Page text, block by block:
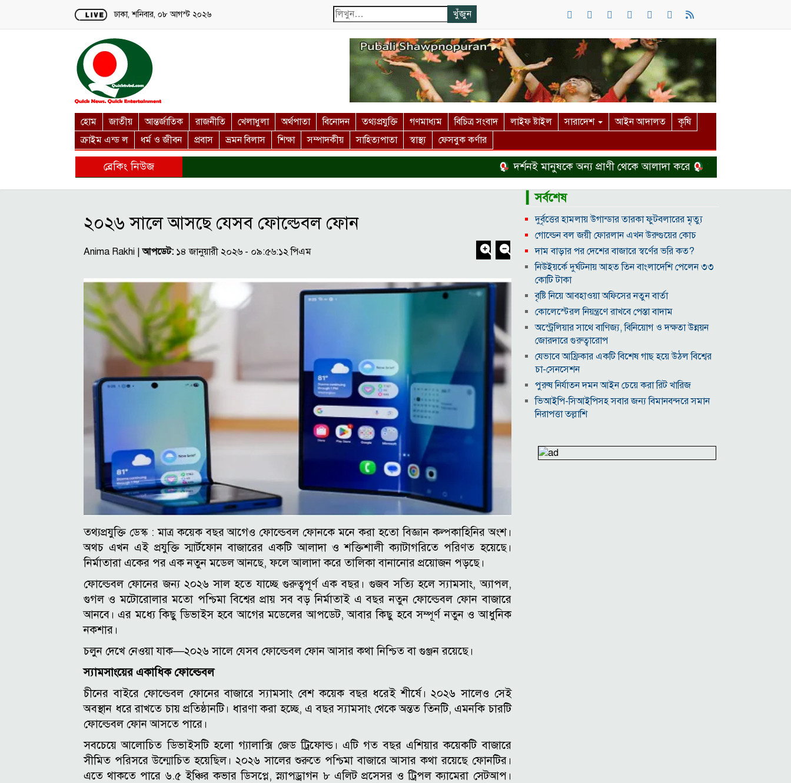
Loading...
ঢাকা, শনিবার, ০৮ আগস্ট ২০২৬
হোম জাতীয় আন্তর্জাতিক রাজনীতি খেলাধুলা অর্থপাতা বিনোদন তথ্যপ্রযুক্তি গণমাধ্যম বিচিত্র সংবাদ লাইফ ষ্টাইল সারাদেশ আইন আদালত
কৃষি
ক্রাইম এন্ড ল
ধর্ম ও জীবন প্রবাস ভ্রমন বিলাস শিক্ষা সম্পাদকীয় সাহিত্যপাতা স্বাস্থ্য ফেসবুক কর্ণার
ব্রেকিং নিউজ দর্শনই মানুষকে অন্য প্রাণী থেকে আলাদা করে হত্যা মামলা থেকে বাঁচতে
২০২৬ সালে আসছে যেসব ফোল্ডেবল ফোন
Anima Rakhi |আপডেট: ১৪ জানুয়ারী ২০২৬ - ০৯:৫৬:১২ পিএম
তথ্যপ্রযুক্তি ডেস্ক : মাত্র কয়েক বছর আগেও ফোল্ডেবল ফোনকে মনে করা হতো বিজ্ঞান কল্পকাহিনির অংশ।
অথচ এখন এই প্রযুক্তি স্মার্টফোন বাজারের একটি আলাদা ও শক্তিশালী ক্যাটাগরিতে পরিণত হয়েছে।
নির্মাতারা একের পর এক নতুন মডেল আনছে, ফলে আলাদা করে তালিকা বানানোর প্রয়োজন পড়ছে।
ফোল্ডেবল ফোনের জন্য ২০২৬ সাল হতে যাচ্ছে গুরুত্বপূর্ণ এক বছর। গুজব সত্যি হলে স্যামসাং, অ্যাপল,
গুগল ও মটোরোলার মতো পশ্চিমা বিশ্বের প্রায় সব বড় নির্মাতাই এ বছর নতুন ফোল্ডেবল ফোন বাজারে
আনবে। এর মধ্যে কিছু ডিভাইস হবে আগের মডেলের আপডেট, আবার কিছু হবে সম্পূর্ণ নতুন ও আধুনিক
নকশার।
চলুন দেখে নেওয়া যাক—২০২৬ সালে যেসব ফোল্ডেবল ফোন আসার কথা নিশ্চিত বা গুঞ্জন রয়েছে।
স্যামসাংয়ের একাধিক ফোল্ডেবল
চীনের বাইরে ফোল্ডেবল ফোনের বাজারে স্যামসাং বেশ কয়েক বছর ধরেই শীর্ষে। ২০২৬ সালেও সেই
অবস্থান ধরে রাখতে চায় প্রতিষ্ঠানটি। ধারণা করা হচ্ছে, এ বছর স্যামসাং থেকে অন্তত তিনটি, এমনকি চারটি
ফোল্ডেবল ফোন আসতে পারে।
সবচেয়ে আলোচিত ডিভাইসটি হলো গ্যালাক্সি জেড ট্রিফোল্ড। এটি গত বছর এশিয়ার কয়েকটি বাজারে
সীমিত পরিসরে উন্মোচিত হয়েছিল। ২০২৬ সালের শুরুতে পশ্চিমা বাজারে আসার কথা রয়েছে ফোনটির।
এতে থাকতে পারে ৬.৫ ইঞ্চির কভার ডিসপ্লে, স্ন্যাপড্রাগন ৮ এলিট প্রসেসর ও ট্রিপল ক্যামেরা সেটআপ।
▎সর্বশেষ
দুর্বৃত্তের হামলায় উগান্ডার তারকা ফুটবলারের মৃত্যু
গোল্ডেন বল জয়ী ফোরলান এখন উরুগুয়ের কোচ
দাম বাড়ার পর দেশের বাজারে স্বর্ণের ভরি কত?
নিউইয়র্কে দুর্ঘটনায় আহত তিন বাংলাদেশি পেলেন ৩৩
কোটি টাকা
বৃষ্টি নিয়ে আবহাওয়া অফিসের নতুন বার্তা
কোলেস্টেরল নিয়ন্ত্রণে রাখবে পেস্তা বাদাম
অস্ট্রেলিয়ার সাথে বাণিজ্য, বিনিয়োগ ও দক্ষতা উন্নয়ন
জোরদারে গুরুত্বারোপ
যেভাবে আফ্রিকার একটি বিশেষ গাছ হয়ে উঠল বিশ্বের
চা-সেনসেশন
পুরুষ নির্যাতন দমন আইন চেয়ে করা রিট খারিজ
ভিআইপি-সিআইপিসহ সবার জন্য বিমানবন্দরে সমান
নিরাপত্তা তল্লাশি
চৌম্বক রহস্য
উপমহাদেশের প্রভাবশালী ১০ সুফি সাধক